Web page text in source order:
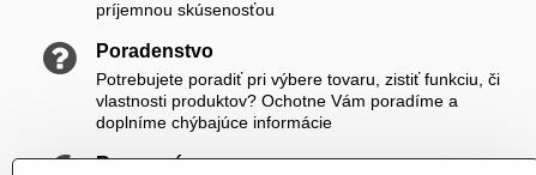
príjemnou skúsenosťou
Poradenstvo
Potrebujete poradiť pri výbere tovaru, zistiť funkciu, či
vlastnosti produktov? Ochotne Vám poradíme a
doplníme chýbajúce informácie
Rozumné ceny